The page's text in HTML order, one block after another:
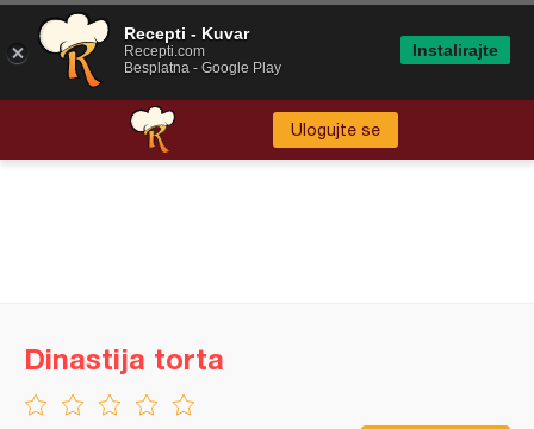
Ulogujte se
Dinastija torta
Recepti - Kuvar
Recepti.com
Besplatna - Google Play
Instalirajte